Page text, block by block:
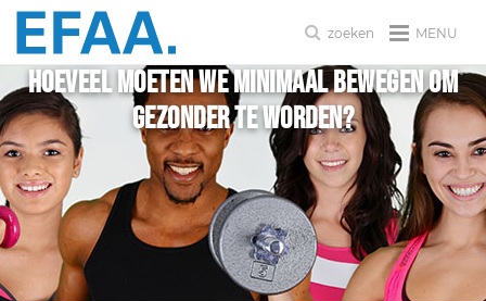
MENU
zoeken
Hoeveel moeten we minimaal bewegen om
gezonder te worden?